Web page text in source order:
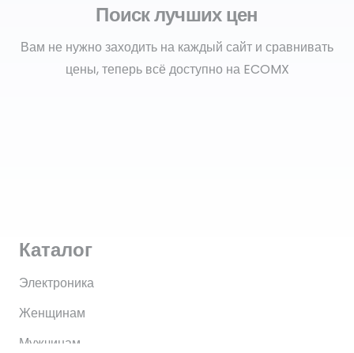
Поиск лучших цен
Вам не нужно заходить на каждый сайт и сравнивать
цены, теперь всё доступно на ECOMX
Каталог
Электроника
Женщинам
Мужчинам